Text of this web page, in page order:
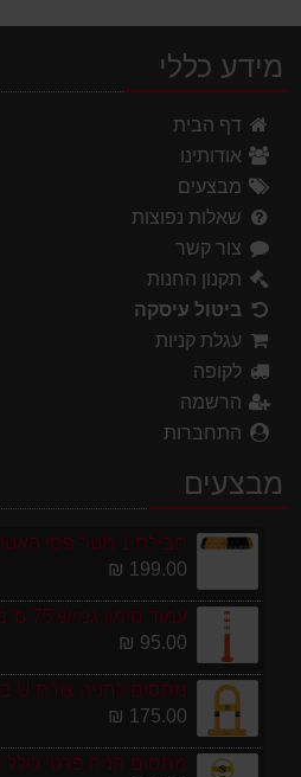
מידע כללי
דף הבית
אודותינו
מבצעים
שאלות נפוצות
צור קשר
תקנון החנות
ביטול עיסקה
עגלת קניות
לקופה
הרשמה
התחברות
מבצעים
199.00 ₪
עמוד סימון גמיש 75 ס''מ ECO תוצרת אירופה
95.00 ₪
מחסום לחניה צורת U במבצע מטורף!
175.00 ₪